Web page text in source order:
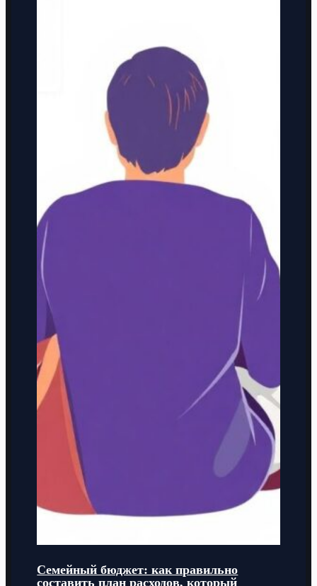
Семейный бюджет: как правильно
составить план расходов, который